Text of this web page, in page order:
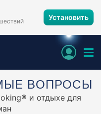
Установить
ВОПРОСЫ
и отдыхе для